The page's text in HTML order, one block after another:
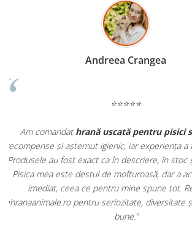
Madalina Stancea
⭐⭐⭐⭐⭐
Apreciez foarte mult faptul că pe
doar hrană, ci și produse dinfarmacia
antiparazitare, suplimente și soluții de
comod să pot comanda tot ce am nevoie
dintr-un singur loc. Livrarea a fost rapidă, iar
originale și în termen. Magazin serios, bine
pentru orice stăpân de animale.